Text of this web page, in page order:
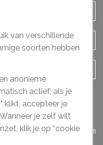
van verschillende
soorten hebben
anonieme
actief; als je
klikt, accepteer je
je zelf wilt
klik je op “cookie